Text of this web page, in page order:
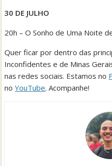
30 DE JULHO
20h – O Sonho de Uma Noite
Quer ficar por dentro das
Inconfidentes e de Minas
nas redes sociais. Estamos no
noYouTube. Acompanhe!